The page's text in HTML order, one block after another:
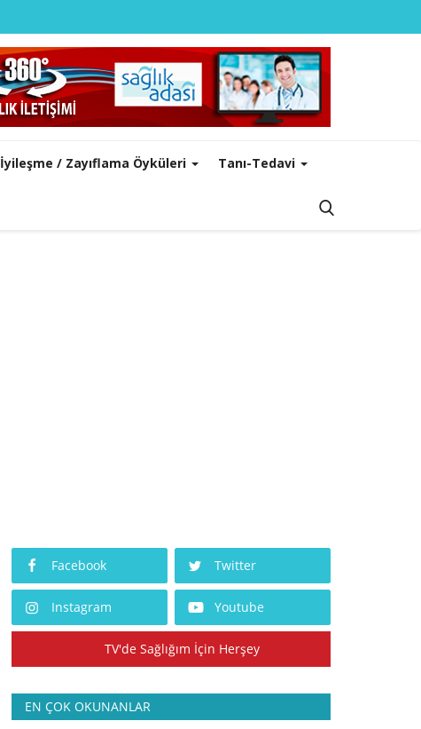
İyileşme / Zayıflama Öyküleri Tanı-Tedavi
Facebook Twitter
Instagram Youtube
TV'de Sağlığım İçin Herşey
EN ÇOK OKUNANLAR